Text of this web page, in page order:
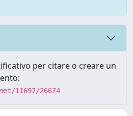
per citare o creare un
11697/26674